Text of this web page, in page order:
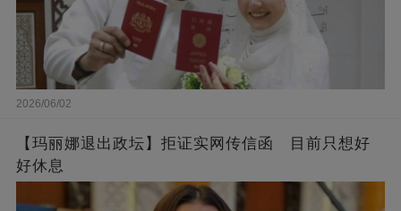
2026/06/02
【玛丽娜退出政坛】拒证实网传信函 目前只想好
好休息